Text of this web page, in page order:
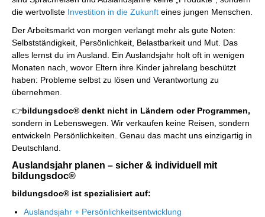
die wertvollste Investition in die Zukunft eines jungen Menschen.
Der Arbeitsmarkt von morgen verlangt mehr als gute Noten:
Selbstständigkeit, Persönlichkeit, Belastbarkeit und Mut. Das
alles lernst du im Ausland. Ein Auslandsjahr holt oft in wenigen
Monaten nach, wovor Eltern ihre Kinder jahrelang beschützt
haben: Probleme selbst zu lösen und Verantwortung zu
übernehmen.
👉bildungsdoc® denkt nicht in Ländern oder Programmen,
sondern in Lebenswegen. Wir verkaufen keine Reisen, sondern
entwickeln Persönlichkeiten. Genau das macht uns einzigartig in
Deutschland.
Auslandsjahr planen – sicher & individuell mit
bildungsdoc®
bildungsdoc® ist spezialisiert auf:
Auslandsjahr + Persönlichkeitsentwicklung